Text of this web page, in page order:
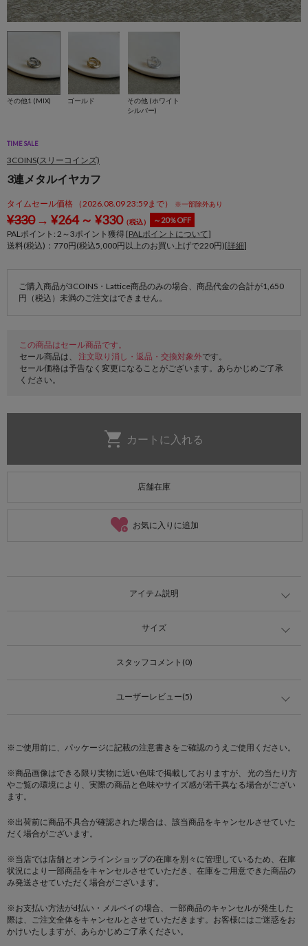
その他1 (MIX) ゴールド
その他 (ホワイト
シルバー)
TIME SALE
3COINS(スリーコインズ)
3連メタルイヤカフ
タイムセール価格 （2026.08.09 23:59まで） ※一部除外あり
¥330→ ¥264～ ¥330（税込） ～20％OFF
PALポイント: 2 ～3ポイント獲得 [PALポイントについて]
送料(税込)：770円(税込5,000円以上のお買い上げで220円)[詳細]
ご購入商品が3COINS・Lattice商品のみの場合、商品代金の合計が1,650
円（税込）未満のご注文はできません。
この商品はセール商品です。
セール商品は、 注文取り消し・返品・交換対象外です。
セール価格は予告なく変更になることがございます。あらかじめご了承
ください。
店舗在庫
お気に入りに追加
アイテム説明
サイズ
スタッフコメント(0)
ユーザーレビュー(5)
※ご使用前に、パッケージに記載の注意書きをご確認のうえご使用ください。
※商品画像はできる限り実物に近い色味で掲載しておりますが、 光の当たり方
やご覧の環境により、実際の商品と色味やサイズ感が若干異なる場合がござい
ます。
※出荷前に商品不具合が確認された場合は、該当商品をキャンセルさせていた
だく場合がございます。
※当店では店舗とオンラインショップの在庫を別々に管理しているため、在庫
状況により一部商品をキャンセルさせていただき、在庫をご用意できた商品の
み発送させていただく場合がございます。
※お支払い方法がd払い・メルペイの場合、 一部商品のキャンセルが発生した
際は、ご注文全体をキャンセルとさせていただきます。お客様にはご迷惑をお
かけいたしますが、あらかじめご了承ください。